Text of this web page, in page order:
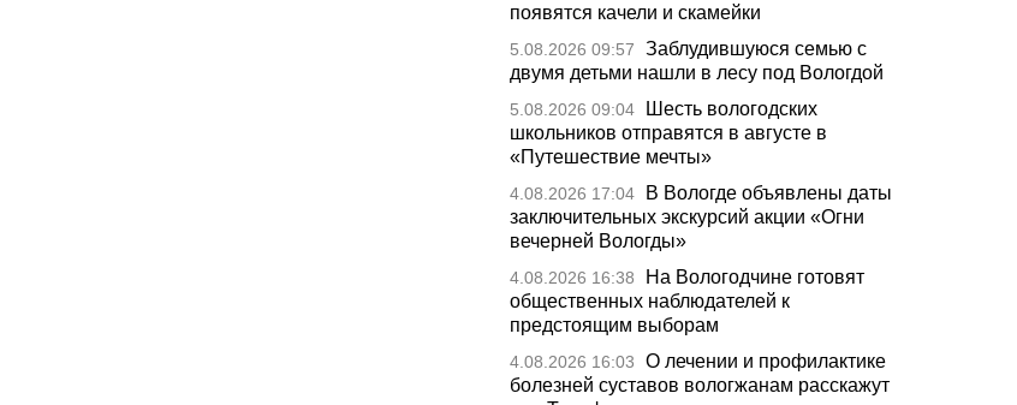
появятся качели и скамейки
5.08.2026 09:57
Заблудившуюся семью с
двумя детьми нашли в лесу под Вологдой
5.08.2026 09:04
Шесть вологодских
школьников отправятся в августе в
«Путешествие мечты»
4.08.2026 17:04
В Вологде объявлены даты
заключительных экскурсий акции «Огни
вечерней Вологды»
4.08.2026 16:38
На Вологодчине готовят
общественных наблюдателей к
предстоящим выборам
4.08.2026 16:03
О лечении и профилактике
болезней суставов вологжанам расскажут